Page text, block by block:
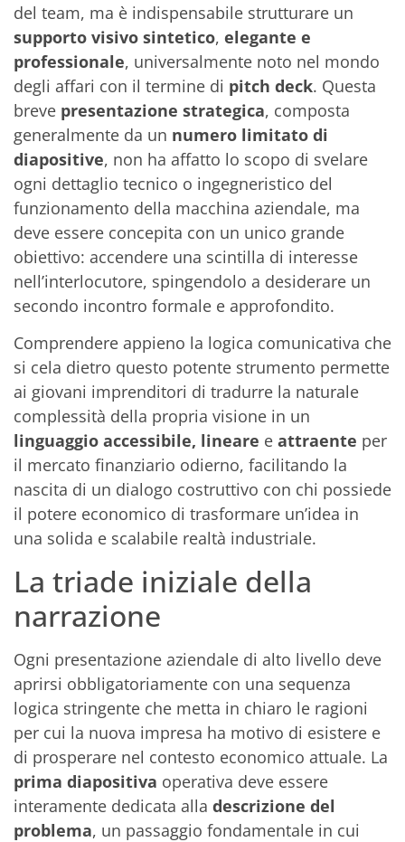
del team, ma è indispensabile strutturare un
supporto visivo sintetico, elegante e
professionale, universalmente noto nel mondo
degli affari con il termine di pitch deck. Questa
breve presentazione strategica, composta
generalmente da un numero limitato di
diapositive, non ha affatto lo scopo di svelare
ogni dettaglio tecnico o ingegneristico del
funzionamento della macchina aziendale, ma
deve essere concepita con un unico grande
obiettivo: accendere una scintilla di interesse
nell’interlocutore, spingendolo a desiderare un
secondo incontro formale e approfondito.
Comprendere appieno la logica comunicativa che
si cela dietro questo potente strumento permette
ai giovani imprenditori di tradurre la naturale
complessità della propria visione in un
linguaggio accessibile, lineare e attraente per
il mercato finanziario odierno, facilitando la
nascita di un dialogo costruttivo con chi possiede
il potere economico di trasformare un’idea in
una solida e scalabile realtà industriale.
La triade iniziale della
narrazione
Ogni presentazione aziendale di alto livello deve
aprirsi obbligatoriamente con una sequenza
logica stringente che metta in chiaro le ragioni
per cui la nuova impresa ha motivo di esistere e
di prosperare nel contesto economico attuale. La
prima diapositiva operativa deve essere
interamente dedicata alla descrizione del
problema, un passaggio fondamentale in cui